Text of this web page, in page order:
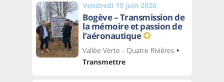
Vendredi 19 juin 2026
Bogève – Transmission de
la mémoire et passion de
l’aéronautique
Vallée Verte - Quatre Rivières •
Transmettre